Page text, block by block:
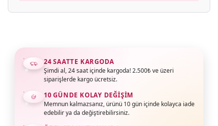
24 SAATTE KARGODA
Şimdi al, 24 saat içinde kargoda! 2.500₺ ve üzeri
siparişlerde kargo ücretsiz.
10 GÜNDE KOLAY DEĞIŞIM
Memnun kalmazsanız, ürünü 10 gün içinde kolayca iade
edebilir ya da değiştirebilirsiniz.